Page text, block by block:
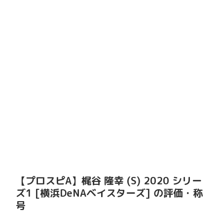
【プロスピA】梶谷 隆幸 (S) 2020 シリー
ズ1 [横浜DeNAベイスターズ] の評価・称
号